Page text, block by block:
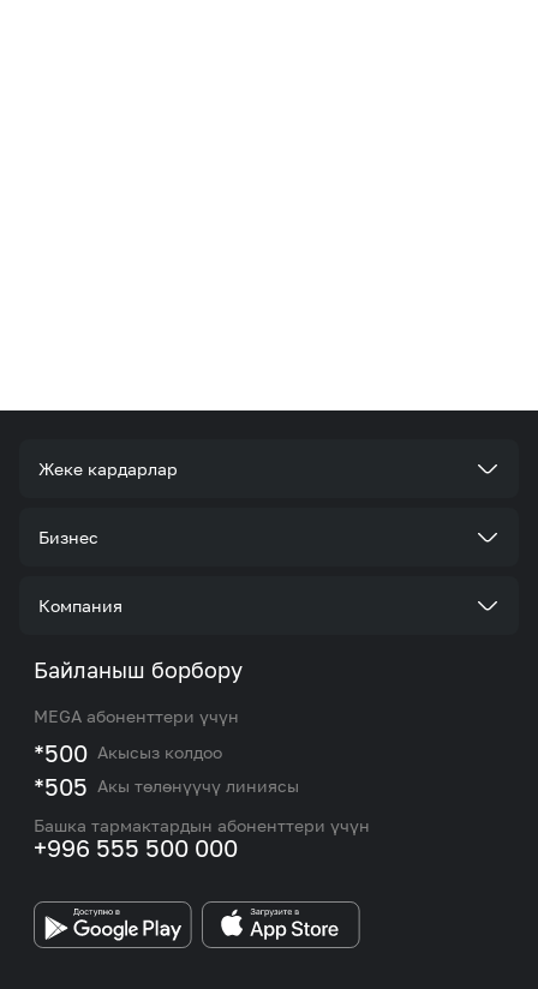
Жеке кардарлар
Тарифтер
Роуминг жана эл аралык чалуулар
eSIM
Номерди тандоо
Бизнес
Корпоративдик кардар болуңуз
M2M
Корпоративдик жана VIP кардарлар менен иштөө
боюнча бөлүмдүн кызматкерлеринин байланыш
маалыматтары.
Компания
Биз жөнүндө
Жаңылыктар
Тармакты камтуу картасы жана тейлөө борборлору
MEGAда иште
MEGA бренди
Байланыш борбору
MEGA абоненттери үчүн
*500 Акысыз колдоо
*505 Акы төлөнүүчү линиясы
Башка тармактардын абоненттери үчүн
+996 555 500 000